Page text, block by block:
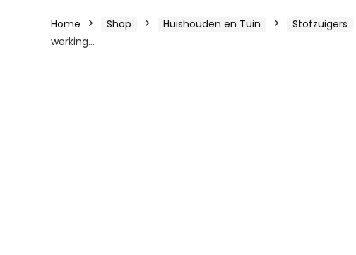
Home Shop Huishouden en Tuin Stofzuigers
werking…